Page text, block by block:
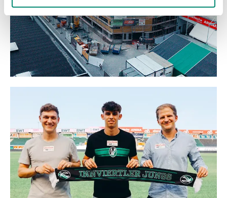
gesammelt haben.
Weitere Details, insbesondere zu Speicherdauer und
Empfänger entnehmen Sie unserer
Datenschutzerklärung.